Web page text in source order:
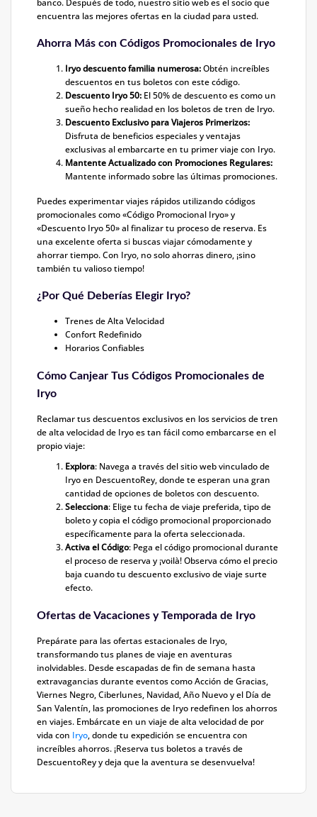
encuentra las mejores ofertas en la ciudad para usted.
Ahorra Más con Códigos Promocionales de Iryo
Iryo descuento familia numerosa:Obtén increíbles
descuentos en tus boletos con este código.
Descuento Iryo 50: El 50% de descuento es como un
sueño hecho realidad en los boletos de tren de Iryo.
Descuento Exclusivo para Viajeros Primerizos:
Disfruta de beneficios especiales y ventajas
exclusivas al embarcarte en tu primer viaje con Iryo.
Mantente Actualizado con Promociones Regulares:
Mantente informado sobre las últimas promociones.
Puedes experimentar viajes rápidos utilizando códigos
promocionales como «Código Promocional Iryo» y
«Descuento Iryo 50» al finalizar tu proceso de reserva. Es
una excelente oferta si buscas viajar cómodamente y
ahorrar tiempo. Con Iryo, no solo ahorras dinero, ¡sino
también tu valioso tiempo!
¿Por Qué Deberías Elegir Iryo?
Trenes de Alta Velocidad
Confort Redefinido
Horarios Confiables
Cómo Canjear Tus Códigos Promocionales de
Iryo
Reclamar tus descuentos exclusivos en los servicios de tren
de alta velocidad de Iryo es tan fácil como embarcarse en el
propio viaje:
Explora: Navega a través del sitio web vinculado de
Iryo en DescuentoRey, donde te esperan una gran
cantidad de opciones de boletos con descuento.
Selecciona: Elige tu fecha de viaje preferida, tipo de
boleto y copia el código promocional proporcionado
específicamente para la oferta seleccionada.
Activa el Código: Pega el código promocional durante
el proceso de reserva y ¡voilà! Observa cómo el precio
baja cuando tu descuento exclusivo de viaje surte
efecto.
Ofertas de Vacaciones y Temporada de Iryo
Prepárate para las ofertas estacionales de Iryo,
transformando tus planes de viaje en aventuras
inolvidables. Desde escapadas de fin de semana hasta
extravagancias durante eventos como Acción de Gracias,
Viernes Negro, Ciberlunes, Navidad, Año Nuevo y el Día de
San Valentín, las promociones de Iryo redefinen los ahorros
en viajes. Embárcate en un viaje de alta velocidad de por
vida con Iryo, donde tu expedición se encuentra con
increíbles ahorros. ¡Reserva tus boletos a través de
DescuentoRey y deja que la aventura se desenvuelva!